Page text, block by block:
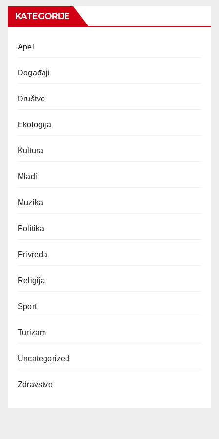
KATEGORIJE
Apel
Događaji
Društvo
Ekologija
Kultura
Mladi
Muzika
Politika
Privreda
Religija
Sport
Turizam
Uncategorized
Zdravstvo